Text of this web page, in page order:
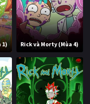
1) Rick và Morty (Mùa 4)